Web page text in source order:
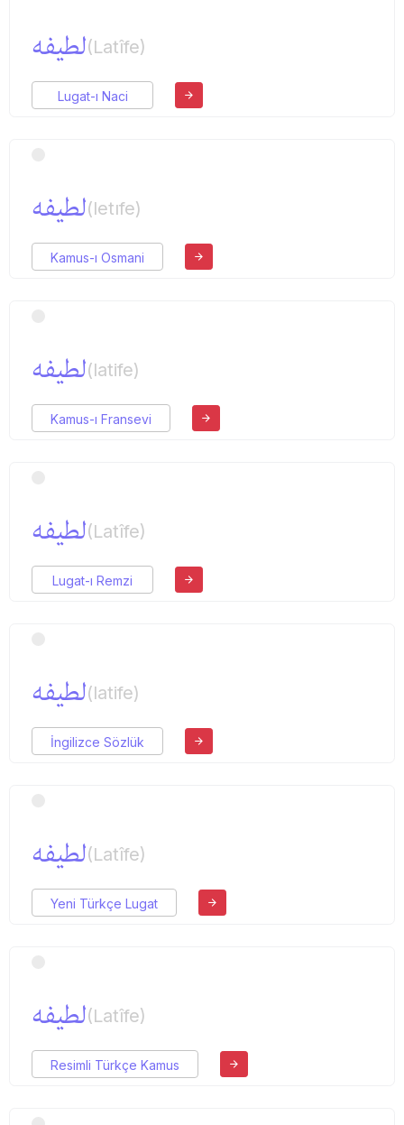
لطیفه(Latîfe)
Lugat-ı Naci
لطیفه(letıfe)
Kamus-ı Osmani
لطیفه(latife)
Kamus-ı Fransevi
لطیفه(Latîfe)
Lugat-ı Remzi
لطیفه(latife)
İngilizce Sözlük
لطیفه(Latîfe)
Yeni Türkçe Lugat
لطیفه(Latîfe)
Resimli Türkçe Kamus